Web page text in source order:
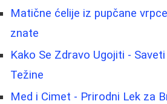
Matične ćelije iz pupčane
znate
Kako Se Zdravo Ugojiti -
Težine
Med i Cimet - Prirodni Lek za